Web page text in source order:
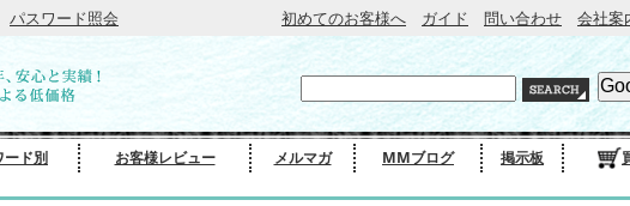
パスワード照会 初めてのお客様へ ガイド 問い合わせ 会社案
ード別 お客様レビュー メルマガ MMブログ 掲示板